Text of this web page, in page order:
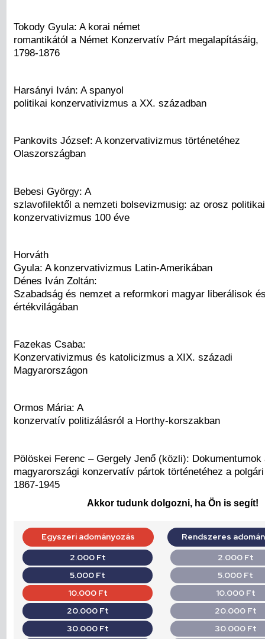
Tokody Gyula: A korai német
romantikától a Német Konzervatív Párt megalapításáig,
1798-1876
Harsányi Iván: A spanyol
politikai konzervativizmus a XX. században
Pankovits József: A konzervativizmus történetéhez
Olaszországban
Bebesi György: A
szlavofilektől a nemzeti bolsevizmusig: az orosz politikai
konzervativizmus 100 éve
Horváth
Gyula: A konzervativizmus Latin-Amerikában
Dénes Iván Zoltán:
Szabadság és nemzet a reformkori magyar liberálisok
értékvilágában
Fazekas Csaba:
Konzervativizmus és katolicizmus a XIX. századi
Magyarországon
Ormos Mária: A
konzervatív politizálásról a Horthy-korszakban
Pölöskei Ferenc – Gergely Jenő (közli): Dokumentumok
magyarországi konzervatív pártok történetéhez a
1867-1945
Akkor tudunk dolgozni, ha Ön is segít!